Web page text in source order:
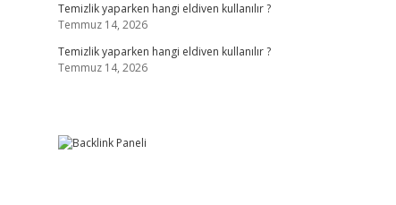
Temizlik yaparken hangi eldiven kullanılır ?
Temmuz 14, 2026
Temizlik yaparken hangi eldiven kullanılır ?
Temmuz 14, 2026